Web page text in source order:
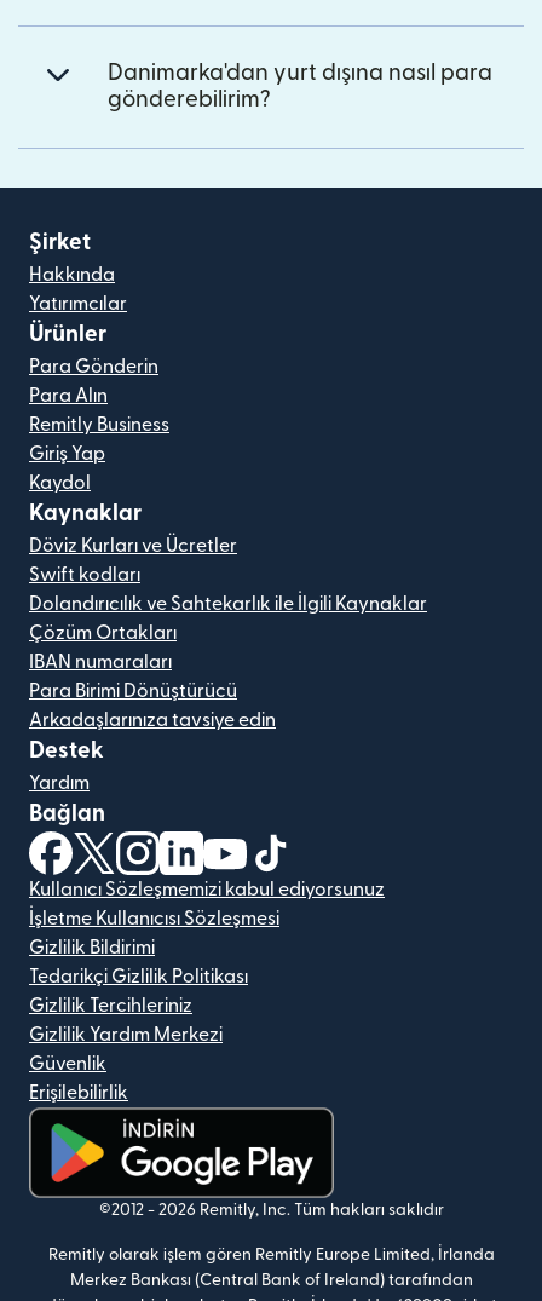
Danimarka'dan yurt dışına nasıl para
gönderebilirim?
Şirket
Hakkında
Yatırımcılar
Ürünler
Para Gönderin
Para Alın
Remitly Business
Giriş Yap
Kaydol
Kaynaklar
Döviz Kurları ve Ücretler
Swift kodları
Dolandırıcılık ve Sahtekarlık ile İlgili Kaynaklar
Çözüm Ortakları
IBAN numaraları
Para Birimi Dönüştürücü
Arkadaşlarınıza tavsiye edin
Destek
Yardım
Bağlan
(yeni pencerede açılır)
(yeni pencerede açılır)
(yeni pencerede açılır)
(yeni pencerede açılır)
(yeni pencerede açılır)
Kullanıcı Sözleşmemizi kabul ediyorsunuz
İşletme Kullanıcısı Sözleşmesi
Gizlilik Bildirimi
Tedarikçi Gizlilik Politikası
Gizlilik Tercihleriniz
Gizlilik Yardım Merkezi
Güvenlik
Erişilebilirlik
(yeni pencerede açılır)
©2012 - 2026 Remitly, Inc. Tüm hakları saklıdır
Remitly olarak işlem gören Remitly Europe Limited, İrlanda
Merkez Bankası (Central Bank of Ireland) tarafından